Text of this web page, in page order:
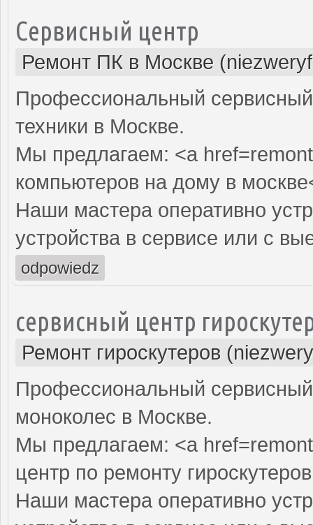
Сервисный центр
Ремонт ПК в Москве
Профессиональный
техники в Москве.
Мы предлагаем: <a
компьютеров на дому в
Наши мастера оперативно
устройства в сервисе или с
odpowiedz
сервисный центр
Ремонт гироскутеров
Профессиональный сервисный
моноколес в Москве.
Мы предлагаем: <a
центр по ремонту
Наши мастера оперативно